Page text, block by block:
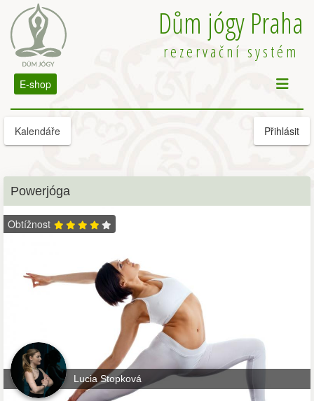
Dům jógy Praha
rezervační systém
E-shop
Kalendáře Přihlásit
Powerjóga
Obtížnost
Lucia Stopková